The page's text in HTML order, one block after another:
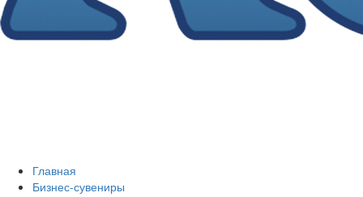
Главная
Бизнес-сувениры